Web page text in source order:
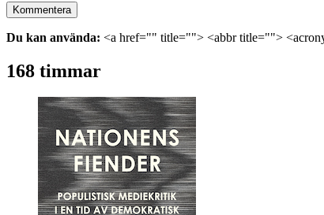
Du kan använda: <a href="" title=""> <abbr title="">
168 timmar